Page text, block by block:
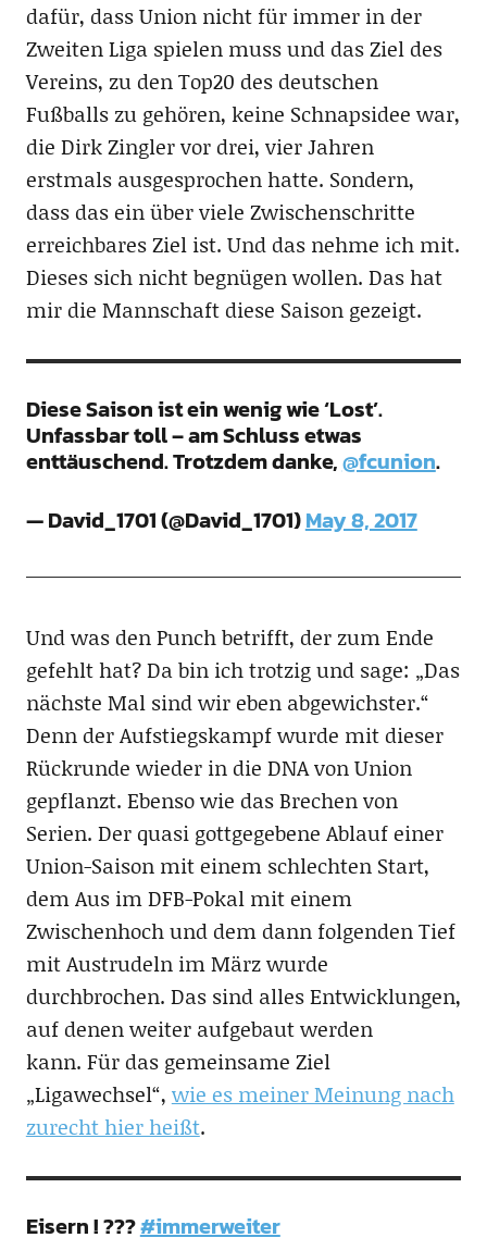
dafür, dass Union nicht für immer in der
Zweiten Liga spielen muss und das Ziel des
Vereins, zu den Top20 des deutschen
Fußballs zu gehören, keine Schnapsidee war,
die Dirk Zingler vor drei, vier Jahren
erstmals ausgesprochen hatte. Sondern,
dass das ein über viele Zwischenschritte
erreichbares Ziel ist. Und das nehme ich mit.
Dieses sich nicht begnügen wollen. Das hat
mir die Mannschaft diese Saison gezeigt.
Diese Saison ist ein wenig wie ‘Lost’.
Unfassbar toll – am Schluss etwas
enttäuschend. Trotzdem danke,@fcunion.
— David_1701 (@David_1701)May 8, 2017
Und was den Punch betrifft, der zum Ende
gefehlt hat? Da bin ich trotzig und sage: „Das
nächste Mal sind wir eben abgewichster.“
Denn der Aufstiegskampf wurde mit dieser
Rückrunde wieder in die DNA von Union
gepflanzt. Ebenso wie das Brechen von
Serien. Der quasi gottgegebene Ablauf einer
Union-Saison mit einem schlechten Start,
dem Aus im DFB-Pokal mit einem
Zwischenhoch und dem dann folgenden Tief
mit Austrudeln im März wurde
durchbrochen. Das sind alles Entwicklungen,
auf denen weiter aufgebaut werden
kann. Für das gemeinsame Ziel
„Ligawechsel“, wie es meiner Meinung nach
zurecht hier heißt.
Eisern ! ???#immerweiter